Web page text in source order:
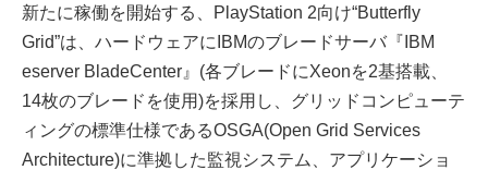
新たに稼働を開始する、PlayStation 2向け“Butterfly
Grid”は、ハードウェアにIBMのブレードサーバ『IBM
eserver BladeCenter』(各ブレードにXeonを2基搭載、
14枚のブレードを使用)を採用し、グリッドコンピューテ
ィングの標準仕様であるOSGA(Open Grid Services
Architecture)に準拠した監視システム、アプリケーショ